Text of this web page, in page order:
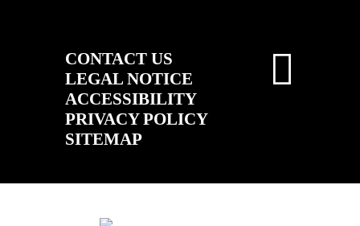
CONTACT US
LEGAL NOTICE
ACCESSIBILITY
PRIVACY POLICY
SITEMAP